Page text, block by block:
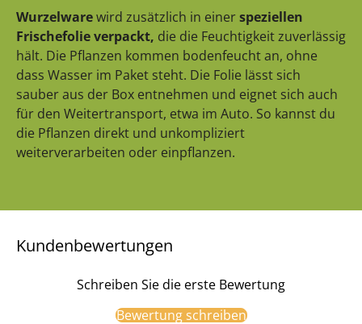
Wurzelwarewird zusätzlich in einerspeziellen
Frischefolie verpackt, die die Feuchtigkeit zuverlässig
hält. Die Pflanzen kommen bodenfeucht an, ohne
dass Wasser im Paket steht. Die Folie lässt sich
sauber aus der Box entnehmen und eignet sich auch
für den Weitertransport, etwa im Auto. So kannst du
die Pflanzen direkt und unkompliziert
weiterverarbeiten oder einpflanzen.
Kundenbewertungen
Schreiben Sie die erste Bewertung
Bewertung schreiben